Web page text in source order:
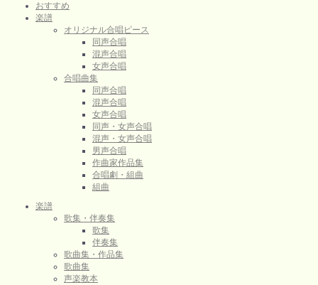
おすすめ
楽譜
オリジナル合唱ピース
同声合唱
混声合唱
女声合唱
合唱曲集
同声合唱
混声合唱
女声合唱
同声・女声合唱
混声・女声合唱
男声合唱
作曲家作品集
合唱劇・組曲
組曲
楽譜
歌集・伴奏集
歌集
伴奏集
歌曲集・作品集
歌曲集
声楽教本